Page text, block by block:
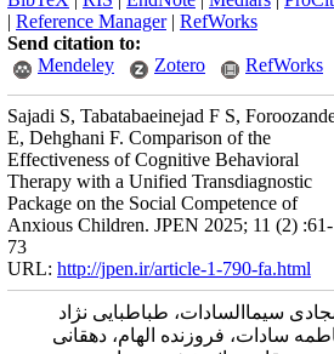
| Reference Manager| RefWorks
Send citation to:
Mendeley
Zotero RefWorks
Sajadi S, Tabatabaeinejad F S,
E, Dehghani F. Comparison of the
Effectiveness of Cognitive Behavioral
Therapy with a Unified Transdiagnostic
Package on the Social Competence of
Anxious Children. JPEN 2025; 11 (2) :61-
73
URL: http://jpen.ir/article-1-790-fa.html
سیماالسادات، طباطبایی نژاد
سادات، فروزنده الهام، دهقانی